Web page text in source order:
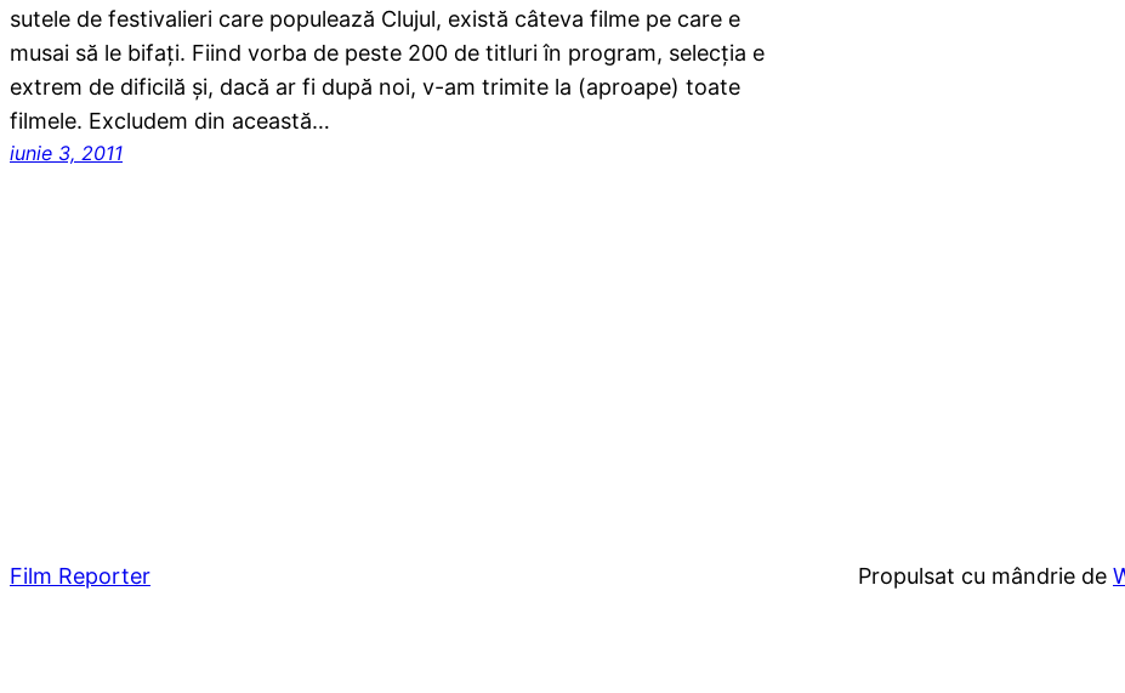
sutele de festivalieri care populează Clujul, există câteva filme pe care e
musai să le bifaţi. Fiind vorba de peste 200 de titluri în program, selecţia e
extrem de dificilă şi, dacă ar fi după noi, v-am trimite la (aproape) toate
filmele. Excludem din această…
iunie 3, 2011
Film Reporter Propulsat cu mândrie de